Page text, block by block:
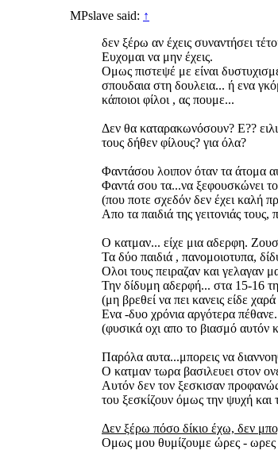
MPslave said: ↑
δεν ξέρω αν έχεις συναντήσει
Ευχομαι να μην έχεις.
Ομως πιστεψέ με είναι
σπουδαια στη δουλεια... ή ενα
κάποιοι φίλοι , ας πουμε...
Δεν θα καταρακωνόσουν? Ε??
τους δήθεν φίλους? για όλα?
Φαντάσου λοιπον όταν τα άτομα
Φαντά σου τα...να ξεφουσκώνει το
(που ποτε σχεδόν δεν έχει καλή
Απο τα παιδιά της γειτονιάς
Ο κατμαν... είχε μια αδερφη.
Τα δύο παιδιά , πανομοιοτυπα,
Ολοι τους πειραζαν και γελαγαν
Την δίδυμη αδερφή... στα 15-16
(μη βρεθεί να πει κανεις είδε
Ενα -δυο χρόνια αργότερα πέθανε.
(φυσικά οχι απο το βιασμό αυτόν
Παρόλα αυτα...μπορεις να
Ο κατμαν τωρα βασιλευει στον
Αυτόν δεν τον ξεσκισαν
του ξεσκίζουν όμως την ψυχή και
Δεν ξέρω πόσο δίκιο έχω, δεν
Ομως μου θυμίζουμε ώρες - ωρες